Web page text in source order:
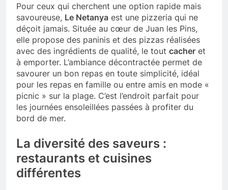
Pour ceux qui cherchent une option rapide mais
savoureuse, Le Netanya est une pizzeria qui ne
déçoit jamais. Située au cœur de Juan les Pins,
elle propose des paninis et des pizzas réalisées
avec des ingrédients de qualité, le tout cacher et
à emporter. L’ambiance décontractée permet de
savourer un bon repas en toute simplicité, idéal
pour les repas en famille ou entre amis en mode «
picnic » sur la plage. C’est l’endroit parfait pour
les journées ensoleillées passées à profiter du
bord de mer.
La diversité des saveurs :
restaurants et cuisines
différentes